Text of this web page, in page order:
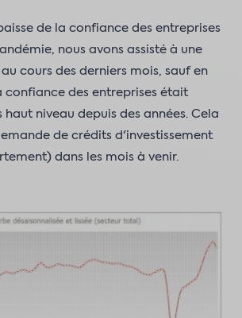
de la confiance des entreprises
nous avons assisté à une
cours des derniers mois, sauf en
confiance des entreprises était
haut niveau depuis des années. Cela
de crédits d'investissement
dans les mois à venir.